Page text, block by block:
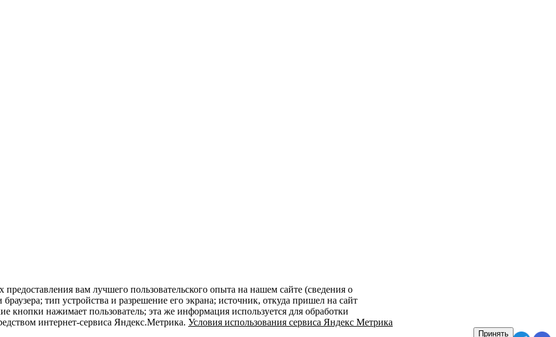
вам лучшего пользовательского опыта на нашем сайте (сведения о
тип устройства и разрешение его экрана; источник, откуда пришел на сайт
кнопки нажимает пользователь; эта же информация используется для обработки
интернет-сервиса Яндекс.Метрика. Условия использования сервиса Яндекс Метрика
Принять